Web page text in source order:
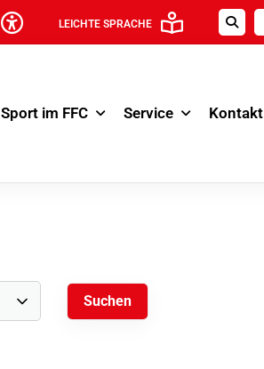
LEICHTE SPRACHE
Sport im FFC Service Kontakt